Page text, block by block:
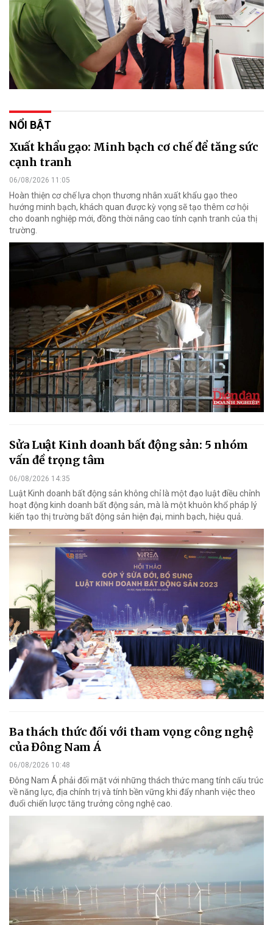
NỔI BẬT
Xuất khẩu gạo: Minh bạch cơ chế để tăng sức
cạnh tranh
06/08/2026 11:05
Hoàn thiện cơ chế lựa chọn thương nhân xuất khẩu gạo theo
hướng minh bạch, khách quan được kỳ vọng sẽ tạo thêm cơ hội
cho doanh nghiệp mới, đồng thời nâng cao tính cạnh tranh của thị
trường.
Sửa Luật Kinh doanh bất động sản: 5 nhóm
vấn đề trọng tâm
06/08/2026 14:35
Luật Kinh doanh bất động sản không chỉ là một đạo luật điều chỉnh
hoạt động kinh doanh bất động sản, mà là một khuôn khổ pháp lý
kiến tạo thị trường bất động sản hiện đại, minh bạch, hiệu quả.
Ba thách thức đối với tham vọng công nghệ
của Đông Nam Á
06/08/2026 10:48
Đông Nam Á phải đối mặt với những thách thức mang tính cấu trúc
về năng lực, địa chính trị và tính bền vững khi đẩy nhanh việc theo
đuổi chiến lược tăng trưởng công nghệ cao.